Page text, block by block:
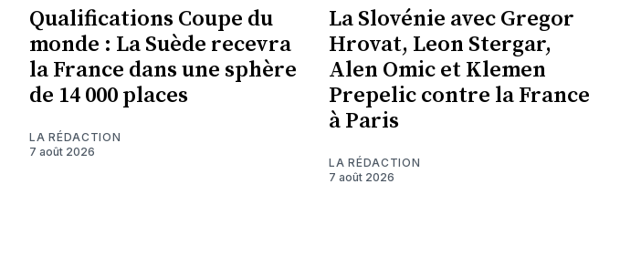
Qualifications Coupe du
monde : La Suède recevra
la France dans une sphère
de 14 000 places
LA RÉDACTION
7 août 2026
La Slovénie avec Gregor
Hrovat, Leon Stergar,
Alen Omic et Klemen
Prepelic contre la France
à Paris
LA RÉDACTION
7 août 2026